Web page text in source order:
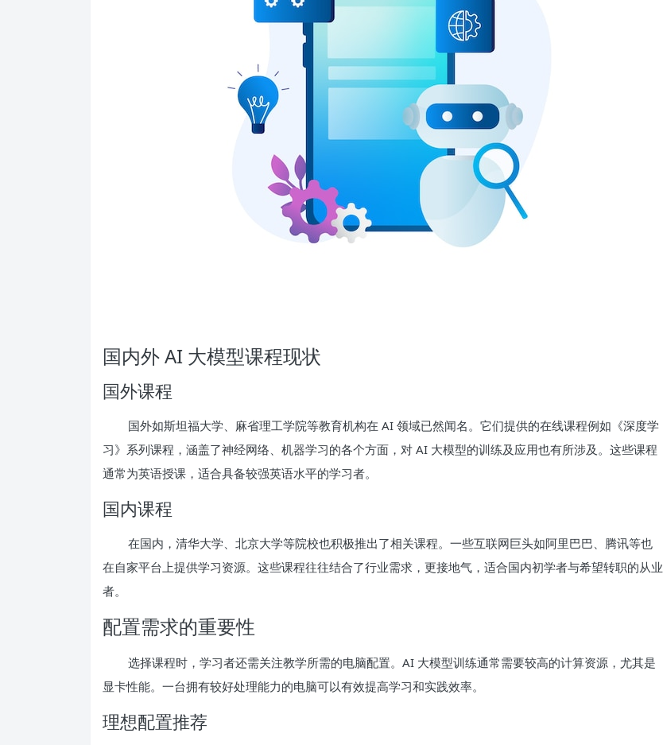
国内外 AI 大模型课程现状
国外课程
国外如斯坦福大学、麻省理工学院等教育机构在 AI 领域已然闻名。它们提供的在线课程例如《深度学
习》系列课程，涵盖了神经网络、机器学习的各个方面，对 AI 大模型的训练及应用也有所涉及。这些课程
通常为英语授课，适合具备较强英语水平的学习者。
国内课程
在国内，清华大学、北京大学等院校也积极推出了相关课程。一些互联网巨头如阿里巴巴、腾讯等也
在自家平台上提供学习资源。这些课程往往结合了行业需求，更接地气，适合国内初学者与希望转职的从业
者。
配置需求的重要性
选择课程时，学习者还需关注教学所需的电脑配置。AI 大模型训练通常需要较高的计算资源，尤其是
显卡性能。一台拥有较好处理能力的电脑可以有效提高学习和实践效率。
理想配置推荐